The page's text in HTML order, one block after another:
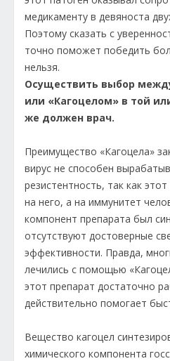
медикаменту в девяноста
Поэтому сказать с
точно поможет победить
нельзя.
Осуществить выбор
или «Кагоцелом» в той
же должен врач.
Преимущество «Кагоцела»
вирус не способен
резистентность, так как
на него, а на иммунитет
компонент препарата был
отсутствуют достоверные
эффективности. Правда,
лечились с помощью
этот препарат достаточно
действительно помогает
Вещество кагоцел
химического компонента